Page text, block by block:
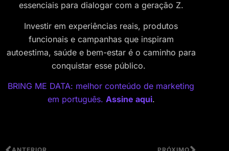
essenciais para dialogar com a geração Z.
Investir em experiências reais, produtos
funcionais e campanhas que inspiram
autoestima, saúde e bem-estar é o caminho para
conquistar esse público.
BRING ME DATA: melhor conteúdo de marketing
em português. Assine aqui.